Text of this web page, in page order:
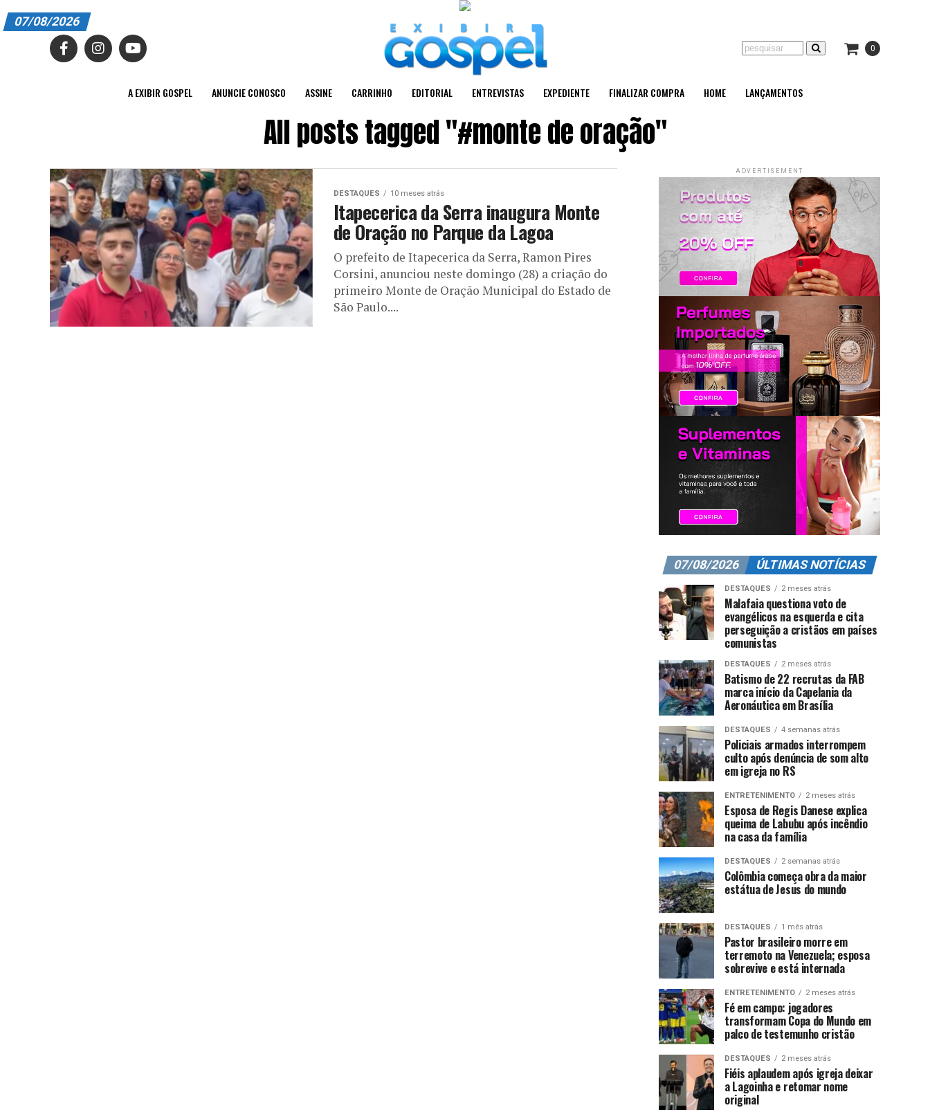
A EXIBIR GOSPEL
EDITORIAL
ENTREVISTAS
EXPEDIENTE
FINALIZAR COMPRA
HOME
LANÇAMENTOS
07/08/2026
0
A EXIBIR GOSPEL ANUNCIE CONOSCO ASSINE CARRINHO EDITORIAL ENTREVISTAS EXPEDIENTE FINALIZAR COMPRA HOME LANÇAMENTOS
All posts tagged "#monte de oração"
DESTAQUES 10 meses atrás
Itapecerica da Serra inaugura Monte
de Oração no Parque da Lagoa
O prefeito de Itapecerica da Serra, Ramon Pires
Corsini, anunciou neste domingo (28) a criação do
primeiro Monte de Oração Municipal do Estado de
São Paulo....
ADVERTISEMENT
07/08/2026 ÚLTIMAS NOTÍCIAS
DESTAQUES 2 meses atrás
Malafaia questiona voto de
evangélicos na esquerda e cita
perseguição a cristãos em países
comunistas
DESTAQUES 2 meses atrás
Batismo de 22 recrutas da FAB
marca início da Capelania da
Aeronáutica em Brasília
DESTAQUES 4 semanas atrás
Policiais armados interrompem
culto após denúncia de som alto
em igreja no RS
ENTRETENIMENTO 2 meses atrás
Esposa de Regis Danese explica
queima de Labubu após incêndio
na casa da família
DESTAQUES 2 semanas atrás
Colômbia começa obra da maior
estátua de Jesus do mundo
DESTAQUES 1 mês atrás
Pastor brasileiro morre em
terremoto na Venezuela; esposa
sobrevive e está internada
ENTRETENIMENTO 2 meses atrás
Fé em campo: jogadores
transformam Copa do Mundo em
palco de testemunho cristão
DESTAQUES 2 meses atrás
Fiéis aplaudem após igreja deixar
a Lagoinha e retomar nome
original